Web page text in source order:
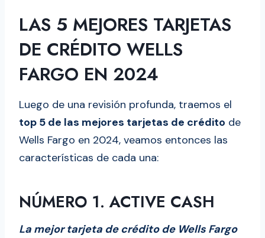
LAS 5 MEJORES TARJETAS
DE CRÉDITO WELLS
FARGO EN 2024
Luego de una revisión profunda, traemos el
top 5 de las mejores tarjetas de crédito de
Wells Fargo en 2024, veamos entonces las
características de cada una:
NÚMERO 1. ACTIVE CASH
La mejor tarjeta de crédito de Wells Fargo